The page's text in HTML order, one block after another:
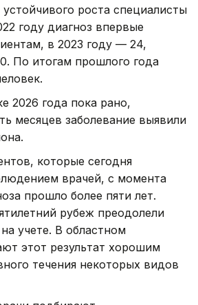
роста специалисты
году диагноз впервые
в 2023 году — 24,
По итогам прошлого года
2026 года пока рано,
месяцев заболевание выявили
которые сегодня
врачей, с момента
прошло более пяти лет.
рубеж преодолели
учете. В областном
этот результат хорошим
течения некоторых видов